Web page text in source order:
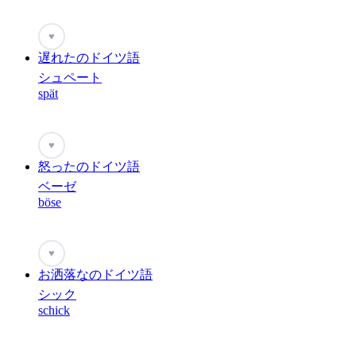
♥
遅れたのドイツ語
シュペート
spät
♥
怒ったのドイツ語
ベーゼ
böse
♥
お洒落なのドイツ語
シック
schick